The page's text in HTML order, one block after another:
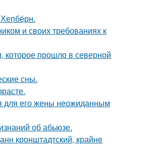
и своих требованиях к
которое прошло в северной
сны.
для его жены неожиданным
об абьюзе.
кронштадтский, крайне